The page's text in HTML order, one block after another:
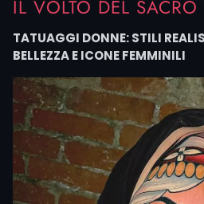
IL VOLTO DEL
TATUAGGI DONNE: STILI
BELLEZZA E ICONE FEMMINILI